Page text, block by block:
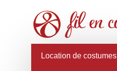
Location de costumes